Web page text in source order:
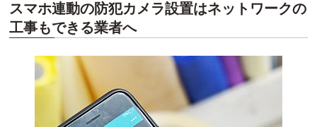
スマホ連動の防犯カメラ設置はネットワークの
工事もできる業者へ